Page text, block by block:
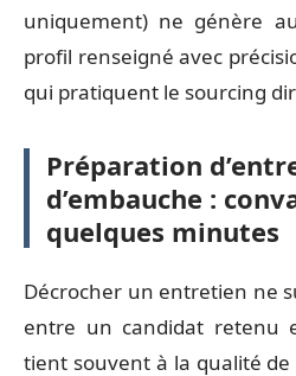
uniquement) ne génère
profil renseigné avec
qui pratiquent le sourcing
Préparation
d’embauche :
quelques minutes
Décrocher un entretien ne
entre un candidat retenu
tient souvent à la qualité